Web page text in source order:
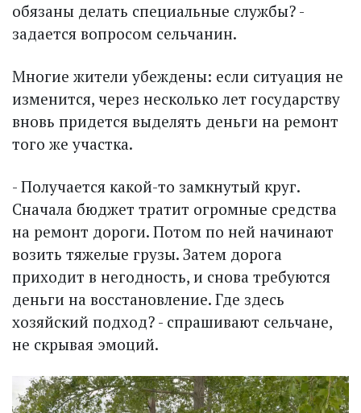
обязаны делать специальные службы? -
задается вопросом сельчанин.
Многие жители убеждены: если ситуация не
изменится, через несколько лет государству
вновь придется выделять деньги на ремонт
того же участка.
- Получается какой-то зам­к­нутый круг.
Сначала бюджет тратит огромные средства
на ремонт дороги. Потом по ней начинают
возить тяжелые грузы. Затем дорога
приходит в негодность, и снова требуются
деньги на восстановление. Где здесь
хозяйский подход? - спрашивают сельчане,
не скрывая эмоций.